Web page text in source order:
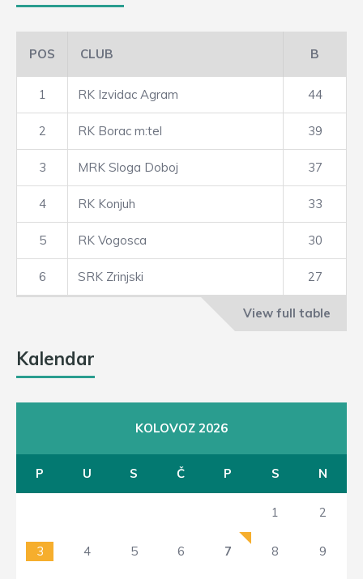
POS CLUB B
1 RK Izvidac Agram 44
2 RK Borac m:tel 39
3 MRK Sloga Doboj 37
4 RK Konjuh 33
5 RK Vogosca 30
6 SRK Zrinjski 27
View full table
Kalendar
KOLOVOZ 2026
P U S Č P S N
1 2
3 4 5 6 7 8 9